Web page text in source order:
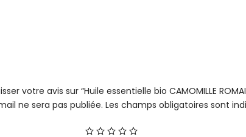
votre avis sur “Huile essentielle bio CAMOMILLE
ne sera pas publiée. Les champs obligatoires sont